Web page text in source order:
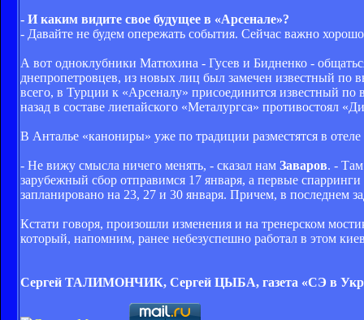
- И каким видите свое будущее в «Арсенале»?
- Давайте не будем опережать события. Сейчас важно
А вот одноклубники Матюхина - Гусев и Бидненко -
днепропетровцев, из новых лиц был замечен известный
всего, в Турции к «Арсеналу» присоединится известный
назад в составе лиепайского «Металургса» противостоял
В Анталье «канониры» уже по традиции разместятся в
- Не вижу смысла ничего менять, - сказал нам Заваров. -
зарубежный сбор отправимся 17 января, а первые
запланировано на 23, 27 и 30 января. Причем, в последнем
Кстати говоря, произошли изменения и на тренерском
который, напомним, ранее небезуспешно работал в этом
Сергей ТАЛИМОНЧИК, Сергей ЦЫБА, газета «СЭ в